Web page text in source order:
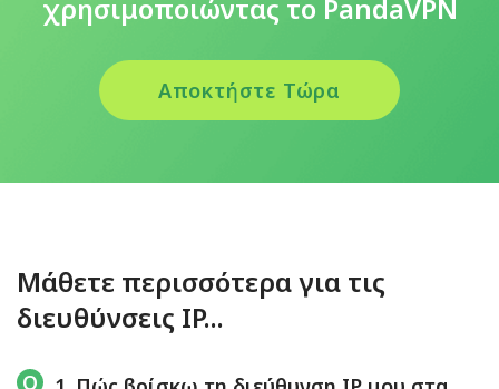
χρησιμοποιώντας το PandaVPN
Αποκτήστε Τώρα
Μάθετε περισσότερα για τις
διευθύνσεις IP...